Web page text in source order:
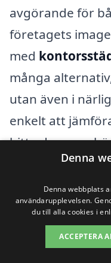
avgörande för
företagets
med
många
utan även i
enkelt att
hitta den som
Några av de
titta på för
Denna
Denna webbplats
användarupplevelsen.
du till alla cookies i
ACCEPTERA